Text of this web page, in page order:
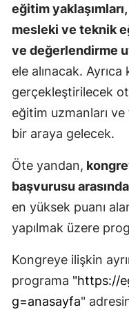
eğitim
mesleki ve teknik
ve değerlendirme
ele alınacak.
gerçekleştirilecek
eğitim uzmanları
bir araya gelecek.
Öte yandan,
başvurusu
en yüksek puanı
yapılmak üzere
Kongreye ilişkin
programa "https://
g=anasayfa"